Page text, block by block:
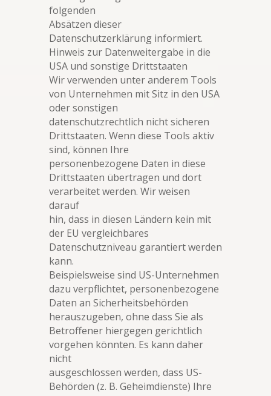
folgenden
Absätzen dieser
Datenschutzerklärung informiert.
Hinweis zur Datenweitergabe in die
USA und sonstige Drittstaaten
Wir verwenden unter anderem Tools
von Unternehmen mit Sitz in den USA
oder sonstigen
datenschutzrechtlich nicht sicheren
Drittstaaten. Wenn diese Tools aktiv
sind, können Ihre
personenbezogene Daten in diese
Drittstaaten übertragen und dort
verarbeitet werden. Wir weisen
darauf
hin, dass in diesen Ländern kein mit
der EU vergleichbares
Datenschutzniveau garantiert werden
kann.
Beispielsweise sind US-Unternehmen
dazu verpflichtet, personenbezogene
Daten an Sicherheitsbehörden
herauszugeben, ohne dass Sie als
Betroffener hiergegen gerichtlich
vorgehen könnten. Es kann daher
nicht
ausgeschlossen werden, dass US-
Behörden (z. B. Geheimdienste) Ihre